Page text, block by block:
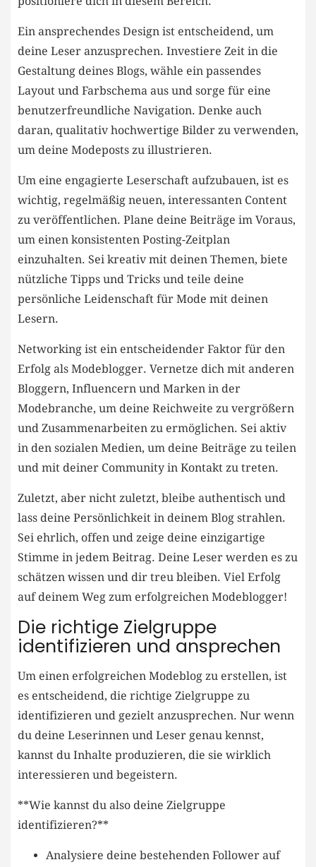
Ein⁢ ansprechendes ⁣Design ist entscheidend, um
deine Leser‍ anzusprechen. Investiere Zeit in die
Gestaltung⁢ deines Blogs, wähle ⁤ein passendes
Layout und Farbschema aus und sorge für eine
benutzerfreundliche Navigation. Denke auch
daran, qualitativ hochwertige​ Bilder⁣ zu verwenden,
um deine Modeposts zu ‍illustrieren.
Um eine ⁤engagierte Leserschaft aufzubauen, ist es
wichtig,⁢ regelmäßig neuen, interessanten Content
zu veröffentlichen. Plane deine Beiträge ‍im Voraus,
um einen konsistenten‌ Posting-Zeitplan
einzuhalten. Sei ‌kreativ mit deinen Themen, biete
nützliche Tipps und Tricks und teile deine
persönliche Leidenschaft für Mode⁤ mit deinen
Lesern.
Networking ist ein entscheidender Faktor für den
Erfolg als Modeblogger. Vernetze⁣ dich mit anderen
Bloggern, Influencern und Marken ​in der‌
Modebranche, um deine Reichweite zu ⁢vergrößern
und Zusammenarbeiten ⁤zu ermöglichen. Sei aktiv
⁤in den sozialen Medien, um deine Beiträge zu teilen
und mit deiner Community in Kontakt zu treten.
Zuletzt, aber‍ nicht zuletzt, bleibe authentisch und
lass⁣ deine ‍Persönlichkeit in deinem ⁣Blog strahlen.
Sei ehrlich, ​offen und⁤ zeige deine einzigartige
Stimme in ⁢jedem Beitrag. Deine Leser werden es zu
⁢schätzen wissen und dir treu bleiben. Viel Erfolg
auf deinem Weg zum erfolgreichen Modeblogger!
Die richtige Zielgruppe​
identifizieren und ansprechen
Um einen erfolgreichen ⁢Modeblog zu erstellen, ist
es entscheidend, die richtige Zielgruppe zu
identifizieren und gezielt anzusprechen. Nur wenn
du deine Leserinnen und Leser genau kennst,‌
kannst⁢ du Inhalte produzieren, die sie wirklich
interessieren und ⁤begeistern.
**Wie kannst ⁣du also deine Zielgruppe
identifizieren?**
Analysiere deine bestehenden Follower auf